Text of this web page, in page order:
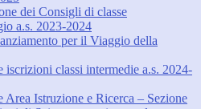
dei Consigli di classe
a.s. 2023-2024
per il Viaggio della
iscrizioni classi intermedie a.s. 2024-
Area Istruzione e Ricerca – Sezione